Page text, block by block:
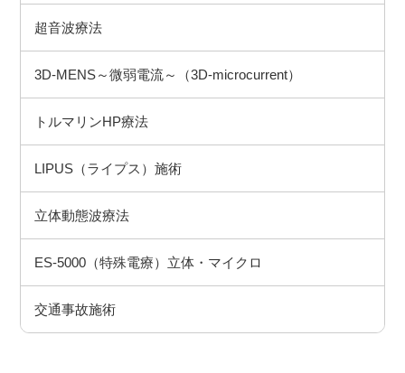
超音波療法
3D-MENS～微弱電流～（3D-microcurrent）
トルマリンHP療法
LIPUS（ライプス）施術
立体動態波療法
ES-5000（特殊電療）立体・マイクロ
交通事故施術